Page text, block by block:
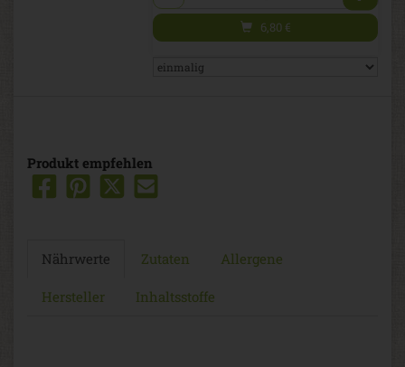
6,80 €
Produkt empfehlen
Nährwerte Zutaten Allergene
Hersteller Inhaltsstoffe